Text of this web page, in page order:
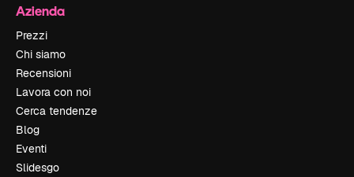
Azienda
Prezzi
Chi siamo
Recensioni
Lavora con noi
Cerca tendenze
Blog
Eventi
Slidesgo